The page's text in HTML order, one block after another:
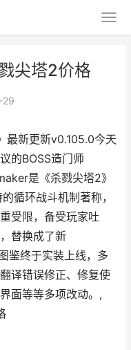
尖塔2价格
29
最新更新v0.105.0今天
的BOSS造门师
是《杀戮尖塔2》
循环战斗机制著称，
受限，备受玩家吐
替换成了新
鉴终于实装上线，多
译错误修正、修复使
面等等多项改动。,